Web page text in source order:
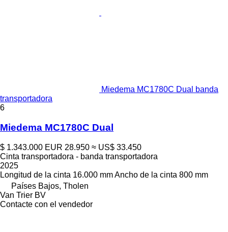
Miedema MC1780C Dual banda
transportadora
6
Miedema MC1780C Dual
$ 1.343.000 EUR 28.950 ≈ US$ 33.450
Cinta transportadora - banda transportadora
2025
Longitud de la cinta 16.000 mmAncho de la cinta 800 mm
Países Bajos, Tholen
Van Trier BV
Contacte con el vendedor